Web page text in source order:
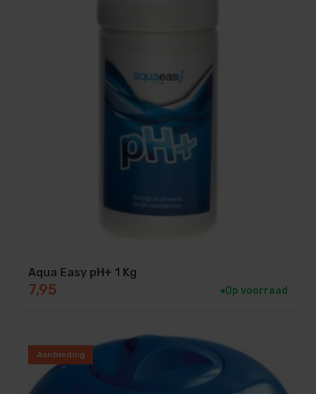
Aqua Easy pH+ 1 Kg
7,95 Op voorraad
Aanbieding